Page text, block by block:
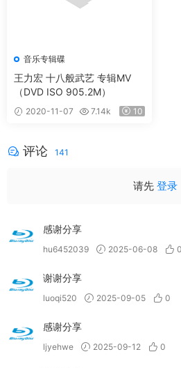
音乐专辑碟
王力宏 十八般武艺 专辑MV
（DVD ISO 905.2M）
2020-11-07 7.14k 10
评论 141
请先 登录
感谢分享
hu6452039 2025-06-08 0
谢谢分享
luoqi520 2025-09-05 0
感谢分享
ljyehwe 2025-09-12 0